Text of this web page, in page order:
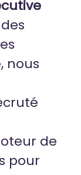
nous
de
pour